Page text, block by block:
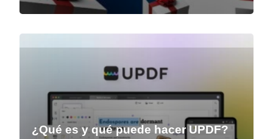
¿Qué es y qué puede hacer UPDF?